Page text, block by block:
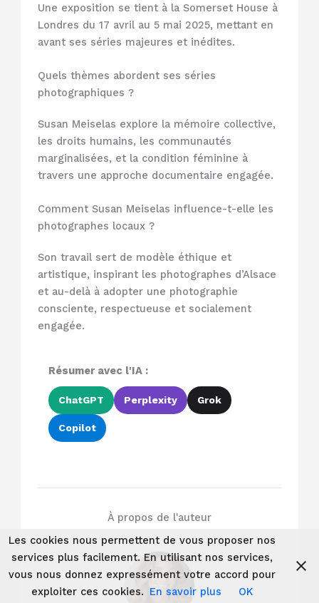
Une exposition se tient à la Somerset House à
Londres du 17 avril au 5 mai 2025, mettant en
avant ses séries majeures et inédites.
Quels thèmes abordent ses séries
photographiques ?
Susan Meiselas explore la mémoire collective,
les droits humains, les communautés
marginalisées, et la condition féminine à
travers une approche documentaire engagée.
Comment Susan Meiselas influence-t-elle les
photographes locaux ?
Son travail sert de modèle éthique et
artistique, inspirant les photographes d’Alsace
et au-delà à adopter une photographie
consciente, respectueuse et socialement
engagée.
Résumer avec l'IA :
ChatGPT Perplexity Grok
Copilot
À propos de l'auteur
Les cookies nous permettent de vous proposer nos
services plus facilement. En utilisant nos services,
vous nous donnez expressément votre accord pour
exploiter ces cookies. En savoir plus OK